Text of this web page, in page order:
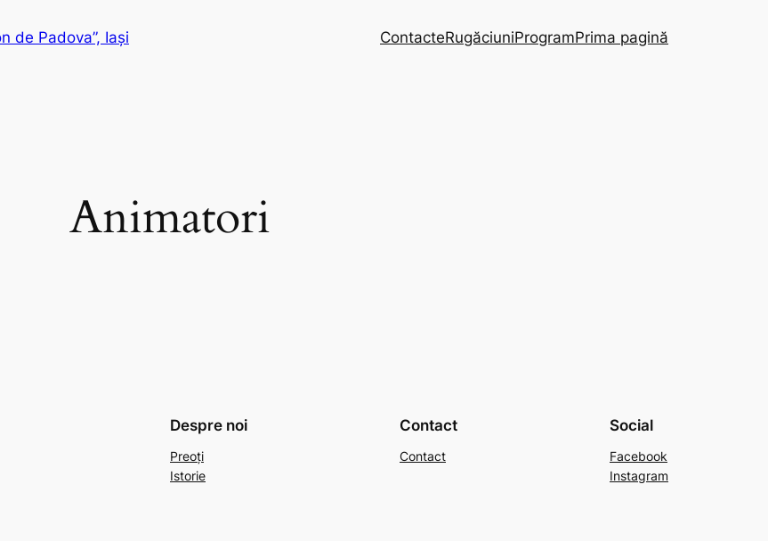
de Padova”, Iași ContacteRugăciuniProgramPrima pagină
Animatori
Despre noi
Preoți
Istorie
Contact
Contact
Social
Facebook
Instagram